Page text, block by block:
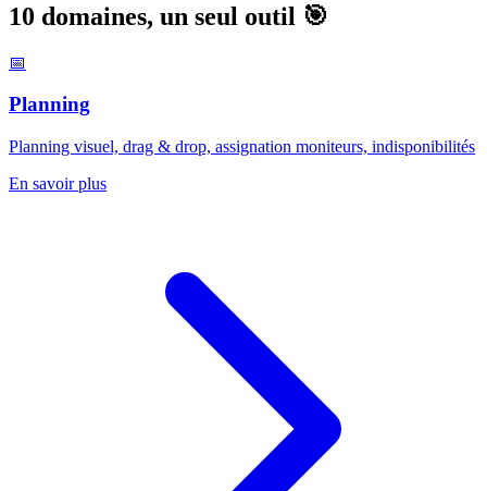
10 domaines, un seul outil 🎯
📅
Planning
Planning visuel, drag & drop, assignation moniteurs, indisponibilités
En savoir plus